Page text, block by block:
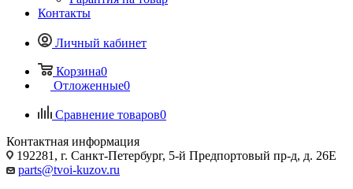
Контакты
Личный кабинет
Корзина0
Отложенные0
Сравнение товаров0
Контактная информация
192281, г. Санкт-Петербург, 5-й Предпортовый пр-д, д. 26Е
parts@tvoi-kuzov.ru